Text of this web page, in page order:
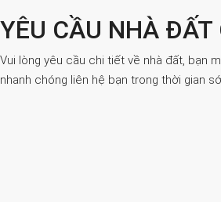
YÊU CẦU NHÀ ĐẤT
Vui lòng yêu cầu chi tiết về nhà đất, bạn
nhanh chóng liên hệ bạn trong thời gian